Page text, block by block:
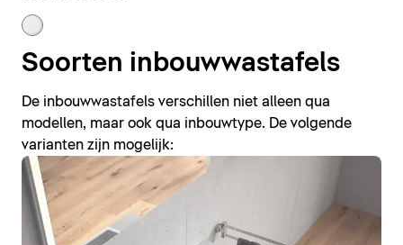
Soorten inbouwwastafels
De inbouwwastafels verschillen niet alleen qua
modellen, maar ook qua inbouwtype. De volgende
varianten zijn mogelijk: